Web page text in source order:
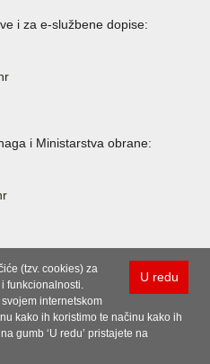
i za e-službene dopise:
i Ministarstva obrane:
U redu
(tzv. cookies) za
funkcionalnosti.
internetskom
kako ih koristimo te načinu kako ih
gumb ‘U redu’ pristajete na